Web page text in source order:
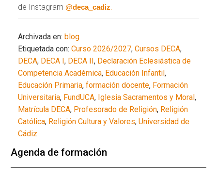
de Instagram@deca_cadiz
Archivada en:blog
Etiquetada con:Curso 2026/2027,Cursos DECA,
DECA, DECA I, DECA II, Declaración Eclesiástica de
Competencia Académica, Educación Infantil,
Educación Primaria,formación docente, Formación
Universitaria, FundUCA, Iglesia Sacramentos y Moral,
Matrícula DECA, Profesorado de Religión, Religión
Católica, Religión Cultura y Valores,Universidad de
Cádiz
Agenda de formación